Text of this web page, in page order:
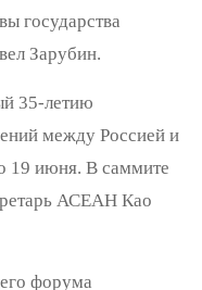
государства
Зарубин.
35-летию
между Россией и
19 июня. В саммите
АСЕАН Као
форума